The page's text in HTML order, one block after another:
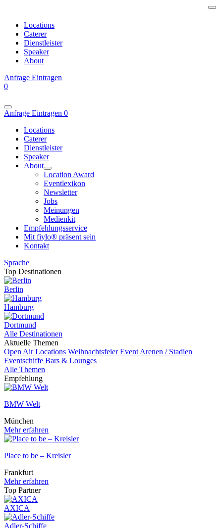
Locations
Caterer
Dienstleister
Speaker
About
Anfrage Eintragen
0
Anfrage Eintragen 0
Locations
Caterer
Dienstleister
Speaker
About
Location Award
Eventlexikon
Newsletter
Jobs
Meinungen
Medienkit
Empfehlungsservice
Mit fiylo® präsent sein
Kontakt
Sprache
Top Destinationen
Berlin
Hamburg
Dortmund
Alle Destinationen
Aktuelle Themen
Open Air Locations WeihnachtsfeierEvent Arenen / Stadien
Eventschiffe Bars & Lounges
Alle Themen
Empfehlung
BMW Welt
München
Mehr erfahren
Place to be – Kreisler
Frankfurt
Mehr erfahren
Top Partner
AXICA
Adler-Schiffe